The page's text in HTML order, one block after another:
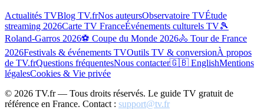
Actualités TVBlog TV.frNos auteursObservatoire TVÉtude
streaming 2026Carte TV FranceÉvénements culturels TV🎾
Roland-Garros 2026⚽ Coupe du Monde 2026🚴 Tour de France
2026Festivals & événements TVOutils TV & conversionÀ propos
de TV.frQuestions fréquentesNous contacter🇬🇧 EnglishMentions
légalesCookies & Vie privée
© 2026 TV.fr — Tous droits réservés. Le guide TV gratuit de
référence en France. Contact : support@tv.fr